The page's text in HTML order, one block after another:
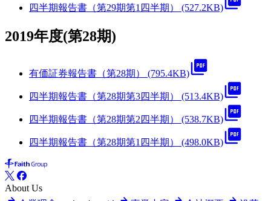
四半期報告書（第29期第1四半期） (527.2KB)
2019年度(第28期)
有価証券報告書（第28期） (795.4KB)
四半期報告書（第28期第3四半期） (513.4KB)
四半期報告書（第28期第2四半期） (538.7KB)
四半期報告書（第28期第1四半期） (498.0KB)
About Us